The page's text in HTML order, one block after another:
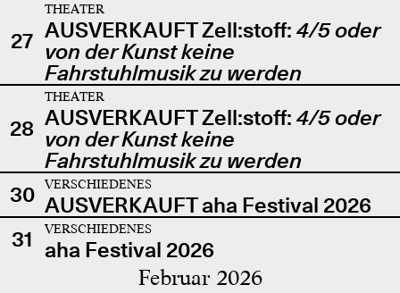
27
THEATER
AUSVERKAUFT Zell:stoff: 4/5 oder
von der Kunst keine
Fahrstuhlmusik zu werden
28
THEATER
AUSVERKAUFT Zell:stoff: 4/5 oder
von der Kunst keine
Fahrstuhlmusik zu werden
30
VERSCHIEDENES
AUSVERKAUFT aha Festival 2026
31
VERSCHIEDENES
aha Festival 2026
Februar 2026